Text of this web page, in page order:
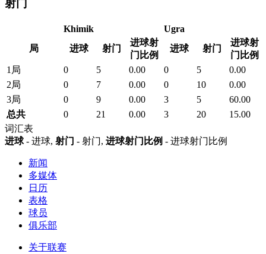
射门
Khimik
Ugra
局
进球 射门
进球射
门比例
进球 射门
进球射
门比例
1局
0 5 0.00 0 5
0.00
2局
0 7 0.00 0 10
0.00
3局
0 9 0.00 3 5
60.00
总共
0 21 0.00 3 20
15.00
词汇表
进球- 进球, 射门 - 射门, 进球射门比例 - 进球射门比例
新闻
多媒体
日历
表格
球员
俱乐部
关于联赛